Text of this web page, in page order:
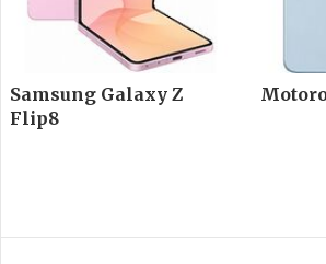
Samsung Galaxy Z
Flip8